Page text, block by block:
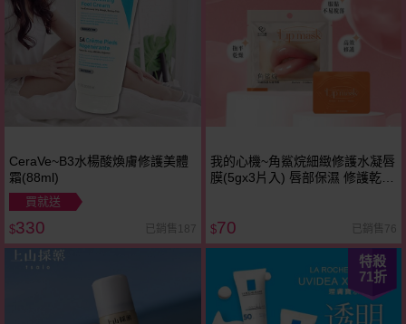
CeraVe~B3水楊酸煥膚修護美體
霜(88ml)
買就送
$330 已銷售187
我的心機~角鯊烷細緻修護水凝唇
膜(5gx3片入) 唇部保濕 修護乾燥
$70 已銷售76
特殺
71折